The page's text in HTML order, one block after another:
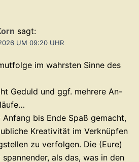
sagt:
UM 09:20 UHR
im wahrsten Sinne des
Geduld und ggf. mehrere An-
Anfang bis Ende Spaß gemacht,
Kreativität im Verknüpfen
zu verfolgen. Die (Eure)
als das, was in den